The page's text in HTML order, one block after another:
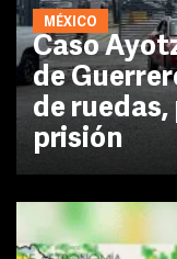
MÉXICO
Caso
de
de ruedas,
prisión